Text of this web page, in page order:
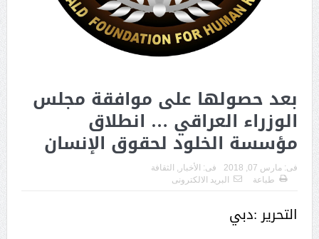
بعد حصولها على موافقة مجلس
الوزراء العراقي … انطلاق
مؤسسة الخلود لحقوق الإنسان
فى: مارس 07, 2018 فى: الأخبار , الثقافة
طباعة
البريد الالكترونى
التحرير :دبي